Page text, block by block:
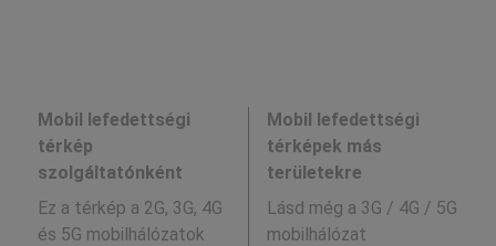
Mobil lefedettségi
térkép
szolgáltatónként
Ez a térkép a 2G, 3G, 4G
és 5G mobilhálózatok
Mobil lefedettségi
térképek más
területekre
Lásd még a 3G / 4G / 5G
mobilhálózat